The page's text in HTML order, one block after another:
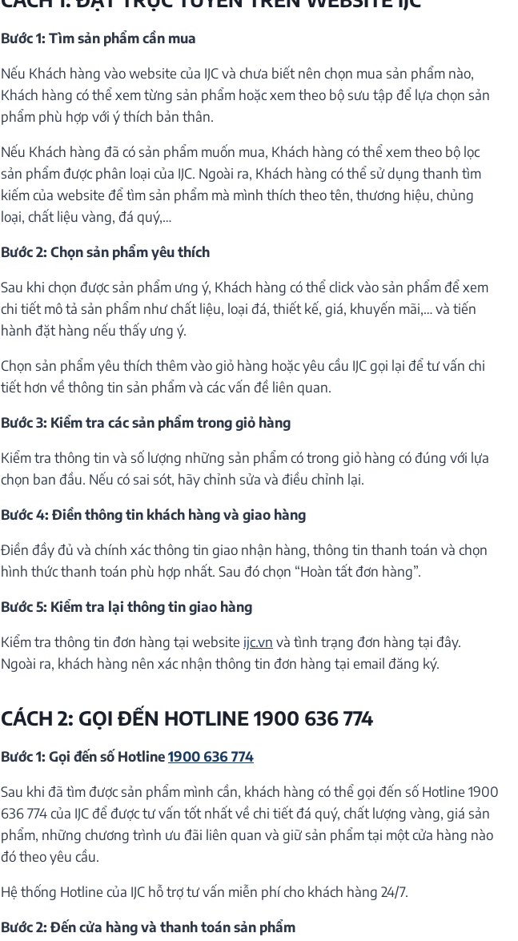
Bước 1: Tìm sản phẩm cần mua
Nếu Khách hàng vào website của IJC và chưa biết nên chọn mua sản phẩm nào,
Khách hàng có thể xem từng sản phẩm hoặc xem theo bộ sưu tập để lựa chọn sản
phẩm phù hợp với ý thích bản thân.
Nếu Khách hàng đã có sản phẩm muốn mua, Khách hàng có thể xem theo bộ lọc
sản phẩm được phân loại của IJC. Ngoài ra, Khách hàng có thể sử dụng thanh tìm
kiếm của website để tìm sản phẩm mà mình thích theo tên, thương hiệu, chủng
loại, chất liệu vàng, đá quý,…
Bước 2: Chọn sản phẩm yêu thích
Sau khi chọn được sản phẩm ưng ý, Khách hàng có thể click vào sản phẩm để xem
chi tiết mô tả sản phẩm như chất liệu, loại đá, thiết kế, giá, khuyến mãi,… và tiến
hành đặt hàng nếu thấy ưng ý.
Chọn sản phẩm yêu thích thêm vào giỏ hàng hoặc yêu cầu IJC gọi lại để tư vấn chi
tiết hơn về thông tin sản phẩm và các vấn đề liên quan.
Bước 3: Kiểm tra các sản phẩm trong giỏ hàng
Kiểm tra thông tin và số lượng những sản phẩm có trong giỏ hàng có đúng với lựa
chọn ban đầu. Nếu có sai sót, hãy chỉnh sửa và điều chỉnh lại.
Bước 4: Điền thông tin khách hàng và giao hàng
Điền đầy đủ và chính xác thông tin giao nhận hàng, thông tin thanh toán và chọn
hình thức thanh toán phù hợp nhất. Sau đó chọn “Hoàn tất đơn hàng”.
Bước 5: Kiểm tra lại thông tin giao hàng
Kiểm tra thông tin đơn hàng tại website ijc.vn và tình trạng đơn hàng tại đây.
Ngoài ra, khách hàng nên xác nhận thông tin đơn hàng tại email đăng ký.
CÁCH 2: GỌI ĐẾN HOTLINE 1900 636 774
Bước 1: Gọi đến số Hotline1900 636 774
Sau khi đã tìm được sản phẩm mình cần, khách hàng có thể gọi đến số Hotline 1900
636 774 của IJC để được tư vấn tốt nhất về chi tiết đá quý, chất lượng vàng, giá sản
phẩm, những chương trình ưu đãi liên quan và giữ sản phẩm tại một cửa hàng nào
đó theo yêu cầu.
Hệ thống Hotline của IJC hỗ trợ tư vấn miễn phí cho khách hàng 24/7.
Bước 2: Đến cửa hàng và thanh toán sản phẩm